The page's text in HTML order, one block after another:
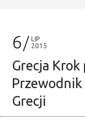
6
LIP
2015
Grecja Krok
Grecji